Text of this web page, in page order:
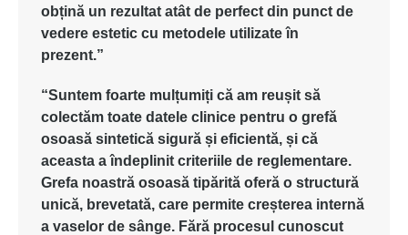
obțină un rezultat atât de perfect din punct de
vedere estetic cu metodele utilizate în
prezent.”
“Suntem foarte mulțumiți că am reușit să
colectăm toate datele clinice pentru o grefă
osoasă sintetică sigură și eficientă, și că
aceasta aîndeplinit criteriile de reglementare.
Grefa noastră osoasă tipărită oferă o structură
unică, brevetată, care permite creșterea internă
a vaselor de sânge. Fără procesul cunoscut